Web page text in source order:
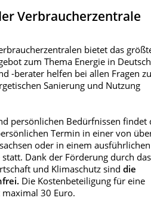
Verbraucherzentrale
bietet das
zum Thema Energie in
-berater helfen bei allen Fragen
Sanierung und Nutzung
persönlichen Bedürfnissen findet
Termin in einer von
oder in einem ausführlichen
Dank der Förderung durch das
und Klimaschutz sinddie
Die Kostenbeteiligung für eine
30 Euro.